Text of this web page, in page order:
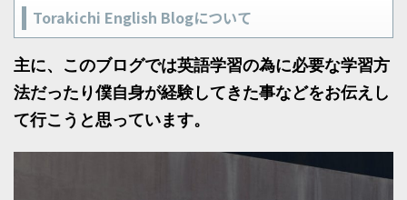
Torakichi English Blogについて
主に、このブログでは英語学習の為に必要な学習方
法だったり僕自身が経験してきた事などをお伝えし
て行こうと思っています。